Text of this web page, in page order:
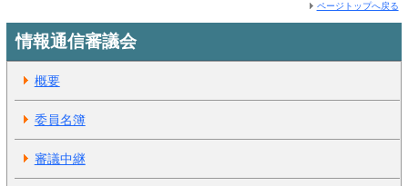
ページトップへ戻る
情報通信審議会
概要
委員名簿
審議中継